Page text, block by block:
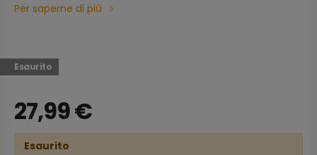
Per saperne di più
Esaurito
27,99€
Esaurito